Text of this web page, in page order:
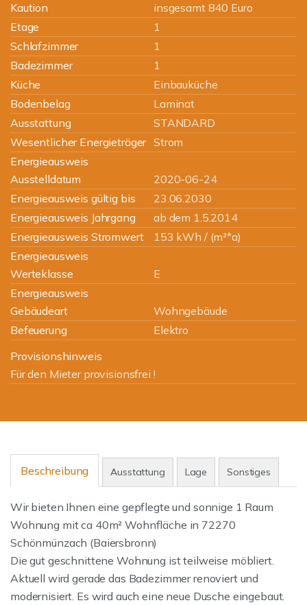
Kaution
insgesamt 840 Euro
Etage
1
Schlafzimmer
1
Badezimmer
1
Küche
Einbauküche
Bodenbelag
Laminat
Ausstattung
STANDARD
Wesentlicher Energieträger Strom
Energieausweis
Ausstelldatum
2020-06-24
Energieausweis gültig bis
23.06.2030
Energieausweis Jahrgang
ab dem 1.5.2014
Energieausweis Stromwert
153 kWh / (m²*a)
Energieausweis
Werteklasse
E
Energieausweis
Gebäudeart
Wohngebäude
Befeuerung
Elektro
Provisionshinweis
Für den Mieter provisionsfrei !
Beschreibung Ausstattung Lage Sonstiges
Wir bieten Ihnen eine gepflegte und sonnige 1 Raum
Wohnung mit ca 40m² Wohnfläche in 72270
Schönmünzach (Baiersbronn)
Die gut geschnittene Wohnung ist teilweise möbliert.
Aktuell wird gerade das Badezimmer renoviert und
modernisiert. Es wird auch eine neue Dusche eingebaut.